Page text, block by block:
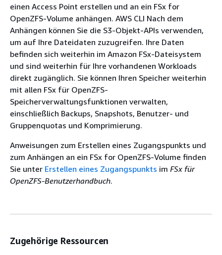
einen Access Point erstellen und an ein FSx for
OpenZFS-Volume anhängen. AWS CLI Nach dem
Anhängen können Sie die S3-Objekt-APIs verwenden,
um auf Ihre Dateidaten zuzugreifen. Ihre Daten
befinden sich weiterhin im Amazon FSx-Dateisystem
und sind weiterhin für Ihre vorhandenen Workloads
direkt zugänglich. Sie können Ihren Speicher weiterhin
mit allen FSx für OpenZFS-
Speicherverwaltungsfunktionen verwalten,
einschließlich Backups, Snapshots, Benutzer- und
Gruppenquotas und Komprimierung.
Anweisungen zum Erstellen eines Zugangspunkts und
zum Anhängen an ein FSx for OpenZFS-Volume finden
Sie unter Erstellen eines Zugangspunkts im FSx für
OpenZFS-Benutzerhandbuch.
Zugehörige Ressourcen